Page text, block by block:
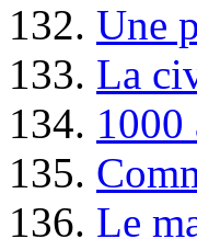
132. Une
133. La
134. 1000
135.
136. Le